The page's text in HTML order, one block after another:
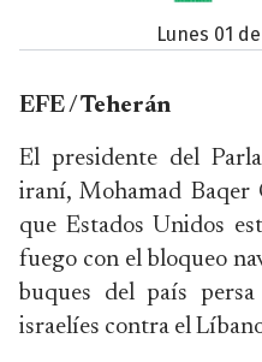
lunes 01
EFE / Teherán
El presidente del
iraní, Mohamad Baqer
que Estados Unidos
fuego con el bloqueo
buques del país
israelíes contra el